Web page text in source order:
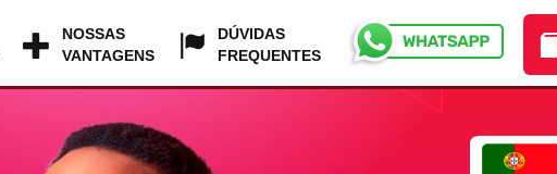
NOSSAS
VANTAGENS
DÚVIDAS
FREQUENTES